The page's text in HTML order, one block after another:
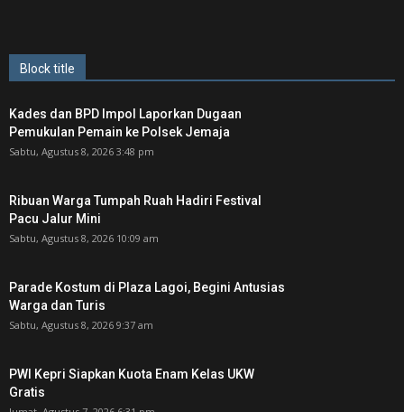
Block title
Kades dan BPD Impol Laporkan Dugaan
Pemukulan Pemain ke Polsek Jemaja
Sabtu, Agustus 8, 2026 3:48 pm
Ribuan Warga Tumpah Ruah Hadiri Festival
Pacu Jalur Mini
Sabtu, Agustus 8, 2026 10:09 am
Parade Kostum di Plaza Lagoi, Begini Antusias
Warga dan Turis
Sabtu, Agustus 8, 2026 9:37 am
PWI Kepri Siapkan Kuota Enam Kelas UKW
Gratis